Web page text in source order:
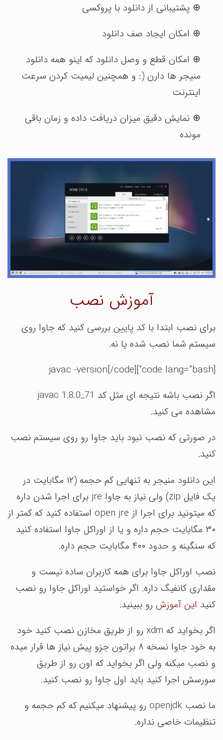
⊕ پشتیبانی از دانلود با پروکسی
⊕ امکان ایجاد صف دانلود
⊕ امکان قطع و وصل دانلود که اینو همه دانلود
منیجر ها دارن (: و همچنین لیمیت کردن سرعت
اینترنت
⊕ نمایش دقیق میزان دریافت داده و زمان باقی
مونده
آموزش نصب
برای نصب ابتدا با کد پایین بررسی کنید که جاوا روی
سیستم شما نصب شده یا نه.
[code lang=”bash”]javac -version[/code]
اگر نصب باشه نتیجه ای مثل کد javac 1.8.0_71
مشاهده می کنید.
در صورتی که نصب نبود باید جاوا رو روی سیستم نصب
کنید.
این دانلود منیجر به تنهایی کم حجمه (۱۲ مگابایت در
یک فایل zip) ولی نیاز به جاوا jre برای اجرا شدن داره
که میتونید برای اجرا از open jre استفاده کنید که کمتر از
۳۰ مگابایت حجم داره و یا از اوراکل جاوا استفاده کنید
که سنگینه و حدود ۴۰۰ مگابایت حجم داره.
نصب اوراکل جاوا برای همه کاربران ساده نیست و
مقداری کانفیگ داره. اگر خواستید اوراکل جاوا رو نصب
کنید این آموزش رو ببینید.
اگر بخواید که xdm رو از طریق مخازن نصب کنید خود
به خود جاوا نسخه ۸ براتون جزو پیش نیاز ها قرار میده
و نصب میکنه ولی اگر بخواید که اون رو از طریق
سورسش اجرا کنید باید اول جاوا رو نصب کنید.
ما نصب openjdk رو پیشنهاد میکنیم که کم حجمه و
تنظیمات خاصی نداره.